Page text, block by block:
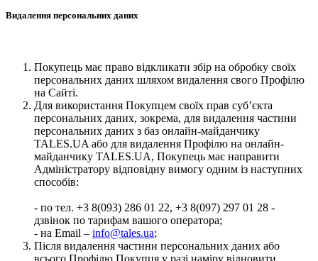
Видалення персональних даних
Покупець має право відкликати збір на обробку своїх
персональних даних шляхом видалення свого Профілю
на Сайті.
Для використання Покупцем своїх прав суб’єкта
персональних даних, зокрема, для видалення частини
персональних даних з баз онлайн-майданчику
TALES.UA або для видалення Профілю на онлайн-
майданчику TALES.UA, Покупець має направити
Адміністратору відповідну вимогу одним із наступних
способів:
- по тел. +3 8(093) 286 01 22, +3 8(097) 297 01 28 -
дзвінок по тарифам вашого оператора;
- на Email – info@tales.ua;
Після видалення частини персональних даних або